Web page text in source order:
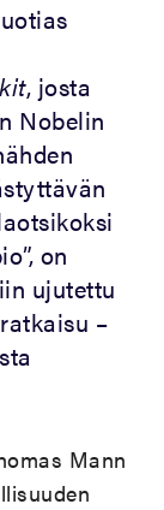
, josta
Nobelin
on
ujutettu
–
Mann